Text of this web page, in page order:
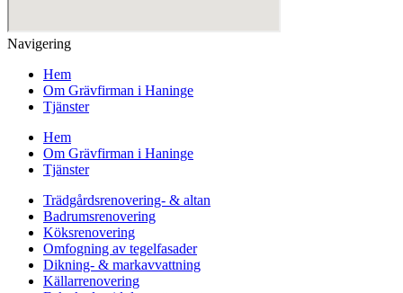
Navigering
Hem
Om Grävfirman i Haninge
Tjänster
Hem
Om Grävfirman i Haninge
Tjänster
Trädgårdsrenovering- & altan
Badrumsrenovering
Köksrenovering
Omfogning av tegelfasader
Dikning- & markavvattning
Källarrenovering